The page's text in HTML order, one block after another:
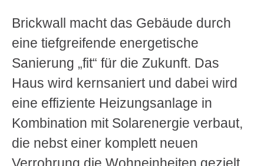
Brickwall macht das Gebäude durch
eine tiefgreifende energetische
Sanierung „fit“ für die Zukunft. Das
Haus wird kernsaniert und dabei wird
eine effiziente Heizungsanlage in
Kombination mit Solarenergie verbaut,
die nebst einer komplett neuen
Verrohrung die Wohneinheiten gezielt